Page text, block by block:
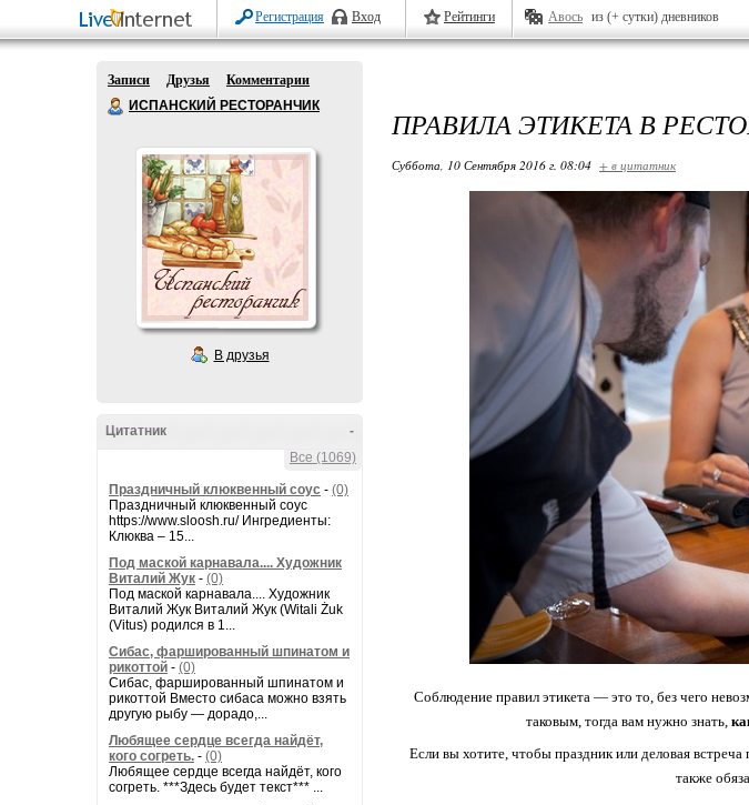
Регистрация Вход Рейтинги Авось из (+ сутки) дневников
Записи Друзья
Комментарии
ИСПАНСКИЙ РЕСТОРАНЧИК
В друзья
-
Цитатник
Все (1069)
Праздничный клюквенный соус - (0)
Праздничный клюквенный соус
https://www.sloosh.ru/ Ингредиенты:
Клюква – 15...
Под маской карнавала.... Художник
Виталий Жук - (0)
Под маской карнавала.... Художник
Виталий Жук Виталий Жук (Witali Żuk
(Vitus) родился в 1...
Сибас, фаршированный шпинатом и
рикоттой - (0)
Сибас, фаршированный шпинатом и
рикоттой Вместо сибаса можно взять
другую рыбу — дорадо,...
Любящее сердце всегда найдёт,
кого согреть. - (0)
Любящее сердце всегда найдёт, кого
согреть. ***Здесь будет текст*** ...
ПРАВИЛА ЭТИКЕТА В
Суббота, 10 Сентября 2016 г. 08:04 + в цитатник
Соблюдение правил этикета — это то, без чего
таковым, тогда вам нужно знать,
Если вы хотите, чтобы праздник или деловая
также